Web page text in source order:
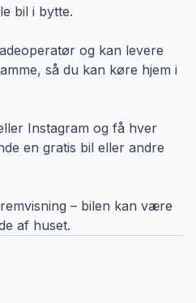
bil i bytte.
og kan levere
så du kan køre hjem i
Instagram og få hver
en gratis bil eller andre
– bilen kan være
af huset.